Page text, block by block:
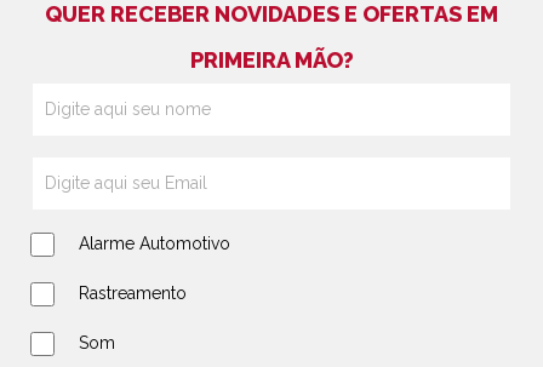
QUER RECEBER NOVIDADES E OFERTAS EM
PRIMEIRA MÃO?
Alarme Automotivo
Rastreamento
Som